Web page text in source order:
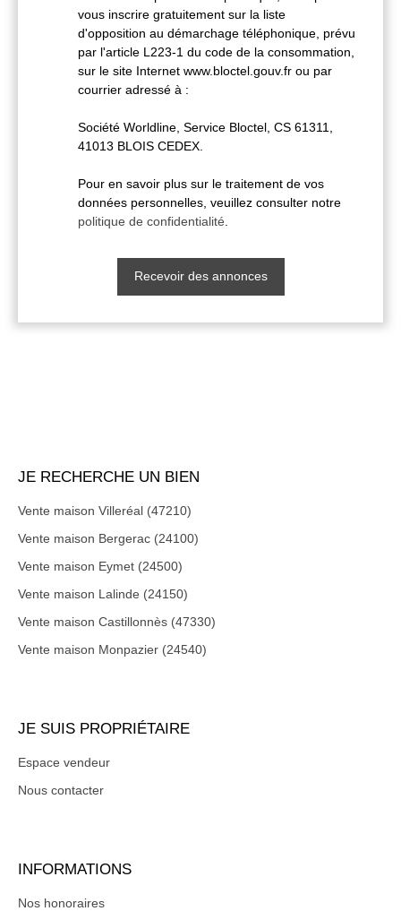
vous inscrire gratuitement sur la liste
d'opposition au démarchage téléphonique, prévu
par l'article L223-1 du code de la consommation,
sur le site Internet www.bloctel.gouv.fr ou par
courrier adressé à :
Société Worldline, Service Bloctel, CS 61311,
41013 BLOIS CEDEX.
Pour en savoir plus sur le traitement de vos
données personnelles, veuillez consulter notre
politique de confidentialité
Recevoir des annonces
JE RECHERCHE UN BIEN
Vente maison Villeréal (47210)
Vente maison Bergerac (24100)
Vente maison Eymet (24500)
Vente maison Lalinde (24150)
Vente maison Castillonnès (47330)
Vente maison Monpazier (24540)
JE SUIS PROPRIÉTAIRE
Espace vendeur
Nous contacter
INFORMATIONS
Nos honoraires